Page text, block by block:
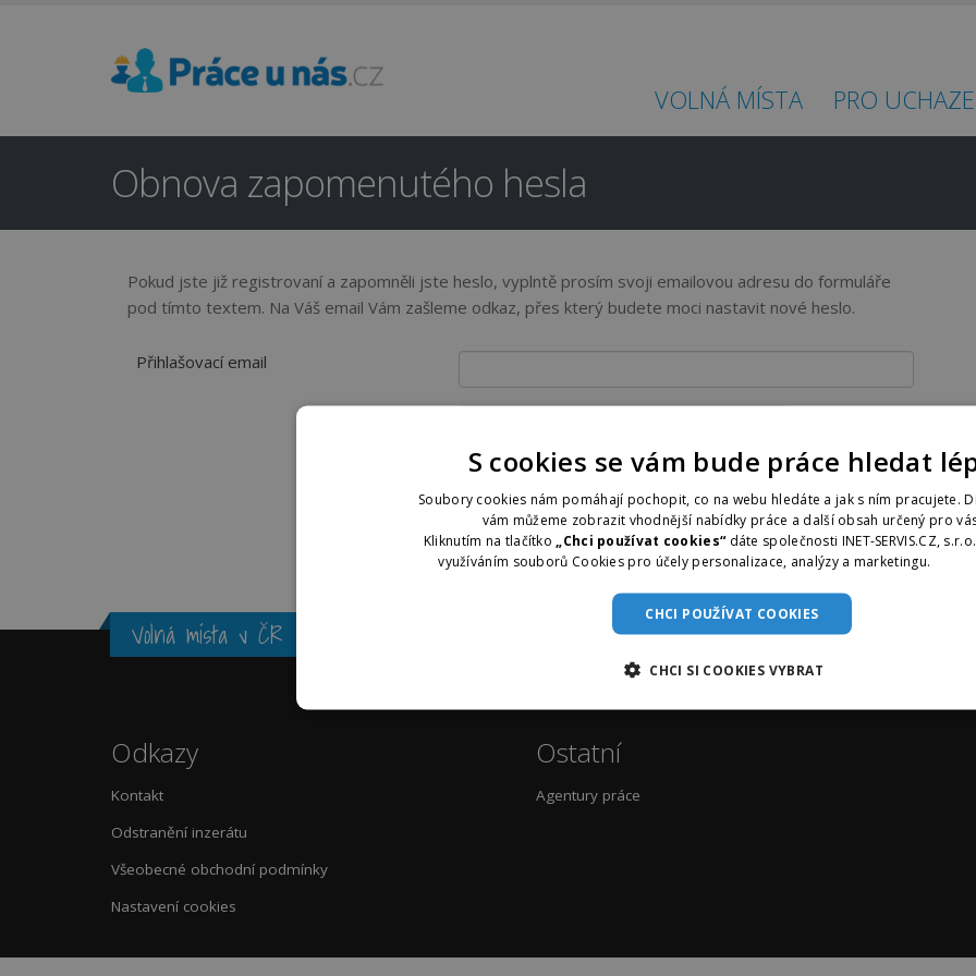
VOLNÁ MÍSTA PRO
Obnova zapomenutého hesla
Pokud jste již registrovaní a zapomněli jste heslo, vyplntě prosím svoji emailovou adresu do formuláře
pod tímto textem. Na Váš email Vám zašleme odkaz, přes který budete moci nastavit nové heslo.
Přihlašovací email
Volná místa v ČR
Odkazy
Kontakt
Odstranění inzerátu
Všeobecné obchodní podmínky
Nastavení cookies
Ostatní
Agentury práce
S cookies se vám bude práce hledat
Soubory cookies nám pomáhají pochopit, co na webu hledáte a jak s ním pracujete.
vám můžeme zobrazit vhodnější nabídky práce a další obsah určený pro
Kliknutím na tlačítko„Chci používat cookies“ dáte společnosti INET-SERVIS.CZ,
využíváním souborů Cookies pro účely personalizace, analýzy a marketingu.
CHCI POUŽÍVAT COOKIES
CHCI SI COOKIES VYBRAT